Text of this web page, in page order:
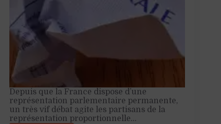
Depuis que la France dispose d’une
représentation parlementaire permanente,
un très vif débat agite les partisans de la
représentation proportionnelle…